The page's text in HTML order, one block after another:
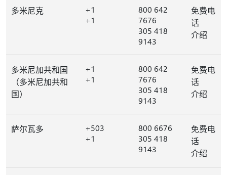
多米尼克
+1
+1
800 642
7676
305 418
9143
免费电
话
介绍
多米尼加共和国
（多米尼加共和
国）
+1
+1
800 642
7676
305 418
9143
免费电
话
介绍
萨尔瓦多
+503
+1
800 6676
305 418
9143
免费电
话
介绍